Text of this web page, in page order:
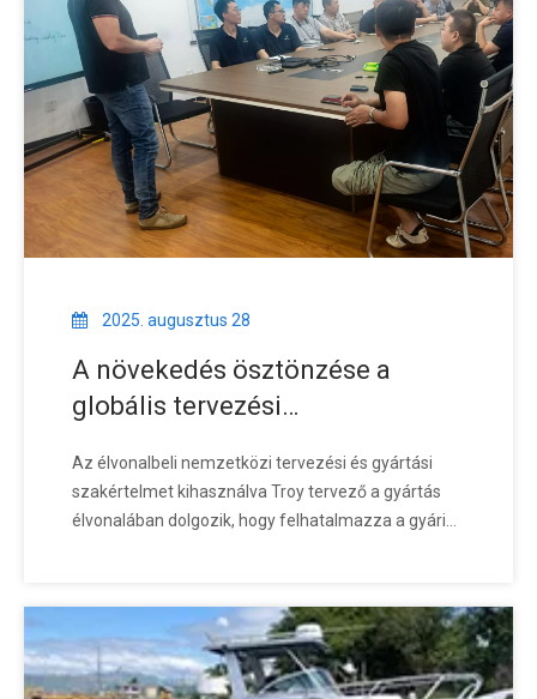
tapasztalat
2025. augusztus 28
A növekedés ösztönzése a
globális tervezési
Az élvonalbeli nemzetközi tervezési és gyártási
szakértelmet kihasználva Troy tervező a gyártás
élvonalában dolgozik, hogy felhatalmazza a gyári
csapatot, hogy tartsák meg a tanulói
gondolkodásmódot, fogadjanak el új koncepciókat
és